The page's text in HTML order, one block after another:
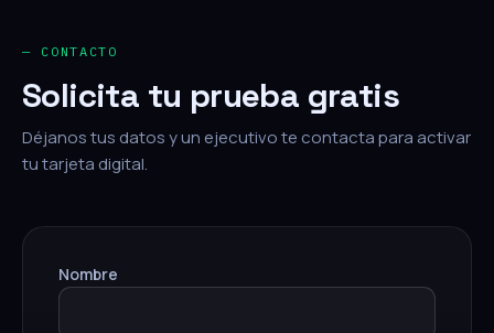
— CONTACTO
Solicita tu prueba gratis
Déjanos tus datos y un ejecutivo te contacta para activar
tu tarjeta digital.
Nombre